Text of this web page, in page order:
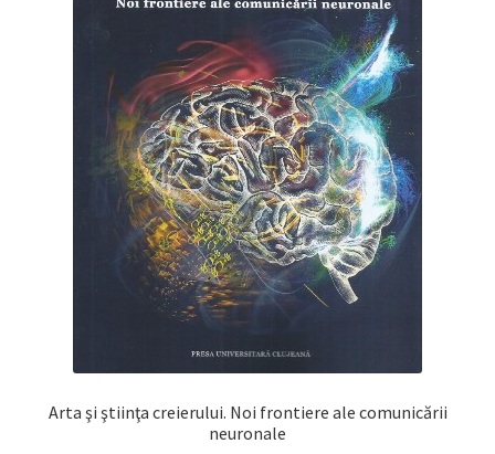
Arta şi ştiinţa creierului. Noi frontiere ale comunicării
neuronale